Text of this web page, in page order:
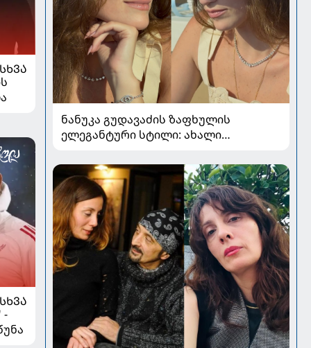
-
ნანუკა გუდავაძის ზაფხულის
ელეგანტური სტილი: ახალი
უნაკლო ბუნებრივობა